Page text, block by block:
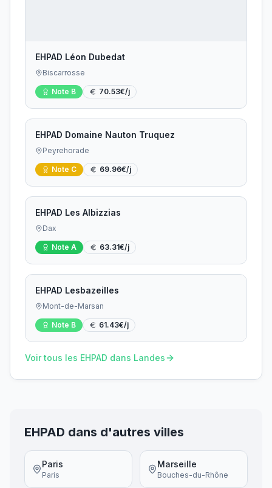
EHPAD Léon Dubedat
Biscarrosse
Note B 70.53€/j
EHPAD Domaine Nauton Truquez
Peyrehorade
Note C 69.96€/j
EHPAD Les Albizzias
Dax
Note A 63.31€/j
EHPAD Lesbazeilles
Mont-de-Marsan
Note B 61.43€/j
Voir tous les EHPAD dans Landes
EHPAD dans d'autres villes
Paris
Paris
Marseille
Bouches-du-Rhône